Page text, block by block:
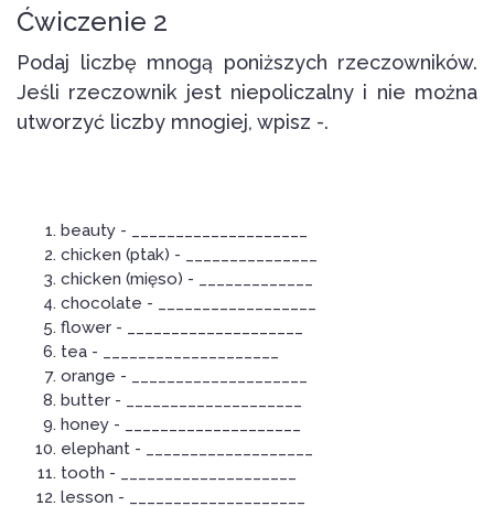
Ćwiczenie 2
Podaj liczbę mnogą poniższych rzeczowników.
Jeśli rzeczownik jest niepoliczalny i nie można
utworzyć liczby mnogiej, wpisz -.
beauty - ____________________
chicken (ptak) - _______________
chicken (mięso) - _____________
chocolate - __________________
flower - ____________________
tea - ____________________
orange - ____________________
butter - ____________________
honey - ____________________
elephant - ___________________
tooth - ____________________
lesson - ____________________